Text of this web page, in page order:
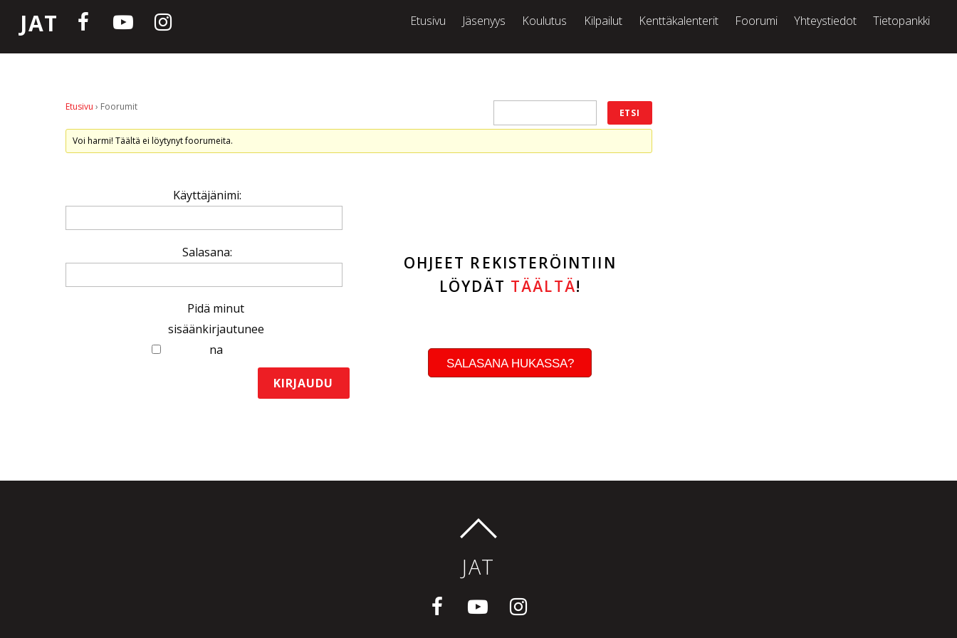
JAT Etusivu Jäsenyys Koulutus Kilpailut Kenttäkalenterit Foorumi Yhteystiedot Tietopankki
Etusivu › Foorumit
Voi harmi! Täältä ei löytynyt foorumeita.
Käyttäjänimi:
Salasana:
Pidä minut
sisäänkirjautunee
na
KIRJAUDU
OHJEET REKISTERÖINTIIN
LÖYDÄT TÄÄLTÄ!
SALASANA HUKASSA?
JAT